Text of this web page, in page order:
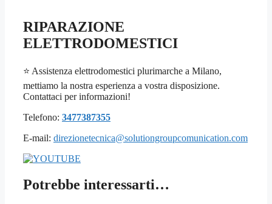
RIPARAZIONE
ELETTRODOMESTICI
⭐ Assistenza elettrodomestici plurimarche a Milano,
mettiamo la nostra esperienza a vostra disposizione.
Contattaci per informazioni!
Telefono: 3477387355
E-mail: direzionetecnica@solutiongroupcomunication.com
Potrebbe interessarti…